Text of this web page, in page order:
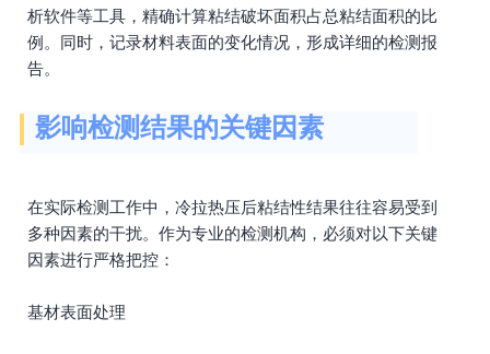
析软件等工具，精确计算粘结破坏面积占总粘结面积的比
例。同时，记录材料表面的变化情况，形成详细的检测报
告。
影响检测结果的关键因素
在实际检测工作中，冷拉热压后粘结性结果往往容易受到
多种因素的干扰。作为专业的检测机构，必须对以下关键
因素进行严格把控：
基材表面处理